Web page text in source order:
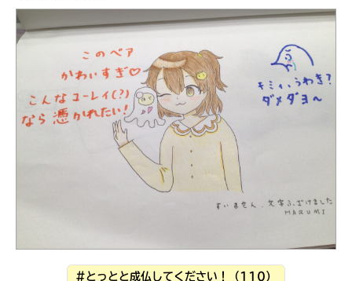
読みたい本が
見つかる
#とっとと成仏してください！（110）